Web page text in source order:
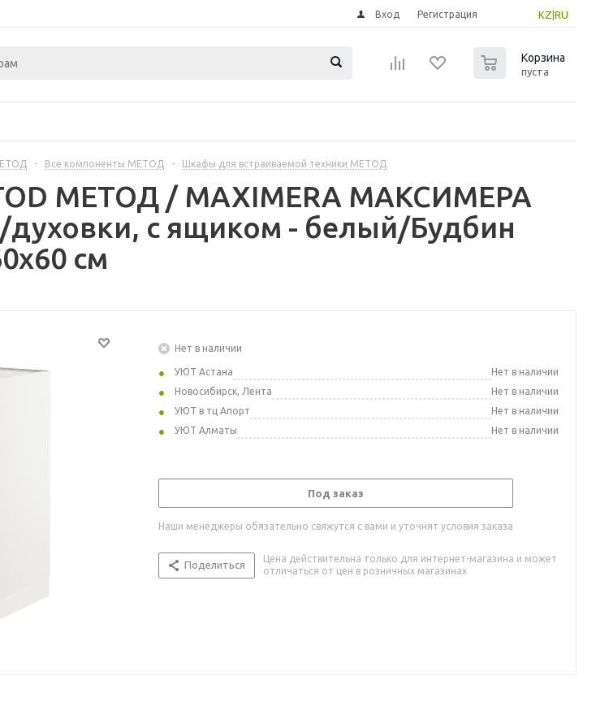
KZ RU
Вход Регистрация
Корзина
пуста
- Все компоненты МЕТОД - Шкафы для встраиваемой техники МЕТОД
МЕТОД / MAXIMERA МАКСИМЕРА
с ящиком - белый/Будбин
см
Нет в наличии
УЮТ Астана
Нет в наличии
Новосибирск, Лента
Нет в наличии
УЮТ в тц Апорт
Нет в наличии
УЮТ Алматы
Нет в наличии
Под заказ
Наши менеджеры обязательно свяжутся с вами и уточнят условия заказа
Поделиться
Цена действительна только для интернет-магазина и может
отличаться от цен в розничных магазинах